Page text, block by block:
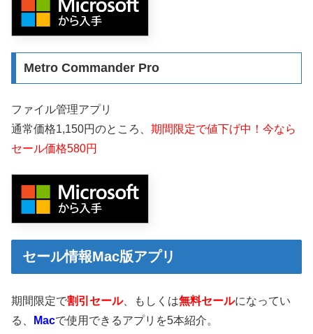
Metro Commander Pro
ファイル管理アプリ
通常価格1,150円のところ、 期間限定で値下げ中！今なら
セール価格580円
セール情報Mac版アプリ
期間限定で割引セール、もしくは無料セールになってい
る、
Macで使用できるアプリを5本紹介。